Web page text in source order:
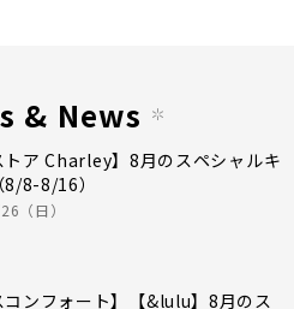
& News
トア Charley】8月のスペシャルキ
8-8/16）
（日）
コンフォート】【&lulu】8月のス